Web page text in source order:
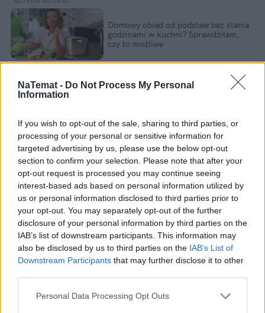
NaTemat - Do Not Process My Personal
Information
If you wish to opt-out of the sale, sharing to third parties, or
processing of your personal or sensitive information for
targeted advertising by us, please use the below opt-out
section to confirm your selection. Please note that after your
opt-out request is processed you may continue seeing
interest-based ads based on personal information utilized by
us or personal information disclosed to third parties prior to
your opt-out. You may separately opt-out of the further
disclosure of your personal information by third parties on the
IAB’s list of downstream participants. This information may
also be disclosed by us to third parties on the IAB’s List of
Downstream Participants that may further disclose it to other
Personal Data Processing Opt Outs
Domowy obiad od podstaw bez stania
godzinami w kuchni? Sprawdziłam,
czy to możliwe
Aby ustalić, czego organizm potrzebuje, należy udać się do
lekarza pierwszego kontaktu i wykonać morfologię krwi.
również pozwolą ustalić stan odżywienia organizmu oraz
ilość wydalanych z moczem minerałów.
Nie przegap żadnej ważnej wiadomości i
obserwuj nas w Google News!